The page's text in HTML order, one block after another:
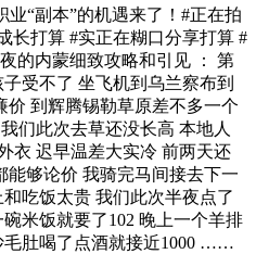
“副本”的机遇来了！#正在拍
长打算 #实正在糊口分享打算 #
的内蒙细致攻略和引见 ： 第
受不了 坐飞机到乌兰察布到
价 到辉腾锡勒草原差不多一个
们此次去草还没长高 本地人
衣 迟早温差大实冷 前两天还
够论价 我骑完马间接去下一
吃饭太贵 我们此次半夜点了
米饭就要了102 晚上一个羊排
毛肚喝了点酒就接近1000 ……